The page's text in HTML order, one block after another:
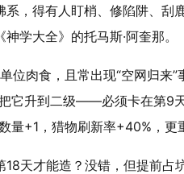
，得有人盯梢、修陷阱、刮
学大全》的托马斯·阿奎那。
位肉食，且常出现“空网归来
把它升到二级——必须卡在第9
+1，猎物刷新率+40%，更
天才能造？没错，但提前占